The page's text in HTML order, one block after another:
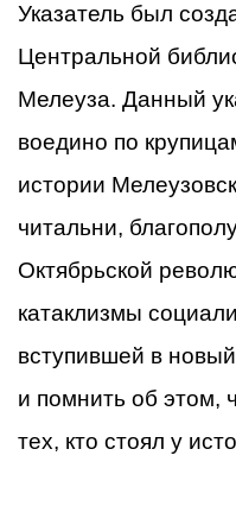
Указатель был
Центральной
Мелеуза. Данный
воедино по
истории
читальни,
Октябрьской
катаклизмы
вступившей в
и помнить об этом,
тех, кто стоял у